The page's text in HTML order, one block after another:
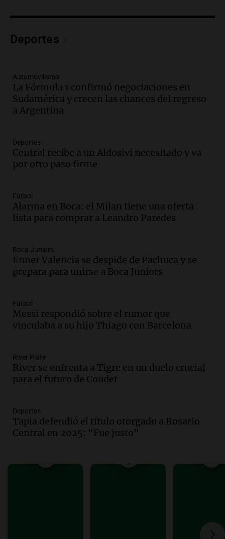
Audio.
Panorama Federal
Episodios
Audio.Docentes de Jujuy denuncian
descuentos de hasta 700.000 pesos en
Episodios
Audio.Siniestro vial en Salta: una mujer
fallece tras perder el control de su
Episodios
Audio.Docentes de Jujuy enfrentan
descuentos de hasta 700.000 pesos en
sindicato
Panorama Federal
Episodios
Audio.
La justicia reconoce el COVID
docente fallecido en 2021
Panorama Federal
Episodios
mujer pierde la vida en accidente en
circunvalación Oeste
Panorama Federal
como enfermedad laboral tras el
fallecimiento de un docente
Panorama Federal
Santa Fe: se trataría de un hombre
porque el concurso “abre un espacio a la
Deportes
Automovilismo
La Fórmula 1 confirmó negociaciones en
Sudamérica y crecen las chances del regreso
a Argentina
Deportes
Central recibe a un Aldosivi necesitado y va
por otro paso firme
Fútbol
Alarma en Boca: el Milan tiene una oferta
lista para comprar a Leandro Paredes
Boca Juniors
Enner Valencia se despide de Pachuca y se
prepara para unirse a Boca Juniors
Fútbol
Messi respondió sobre el rumor que
vinculaba a su hijo Thiago con Barcelona
River Plate
River se enfrenta a Tigre en un duelo crucial
para el futuro de Coudet
Deportes
Tapia defendió el título otorgado a Rosario
Central en 2025: "Fue justo"